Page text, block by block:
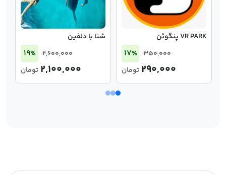
VR PARK پنگوئن
350,000
17%
290,000 تومان
شنا با دلفین
2,600,000
19%
2,100,000 تومان